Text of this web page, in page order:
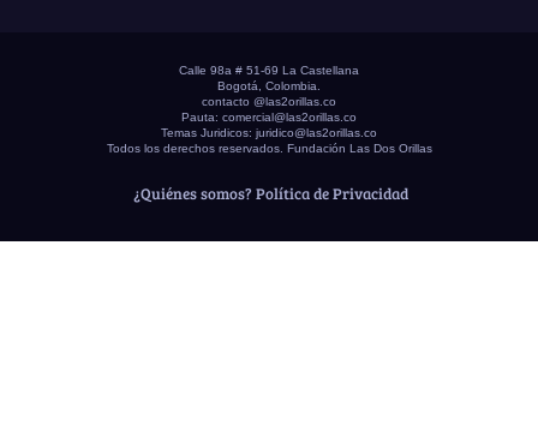
Calle 98a # 51-69 La Castellana
Bogotá, Colombia.
contacto @las2orillas.co
Pauta: comercial@las2orillas.co
Temas Juridicos: juridico@las2orillas.co
Todos los derechos reservados. Fundación Las Dos Orillas
¿Quiénes somos? Política de Privacidad